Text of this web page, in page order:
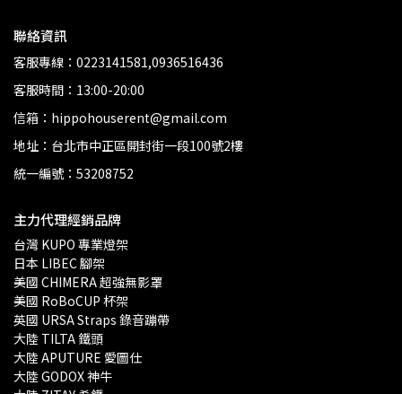
聯絡資訊
客服專線：0223141581,0936516436
客服時間：13:00-20:00
信箱：hippohouserent@gmail.com
地址：台北市中正區開封街一段100號2樓
統一編號：53208752
主力代理經銷品牌
台灣 KUPO 專業燈架
日本 LIBEC 腳架
美國 CHIMERA 超強無影罩
美國 RoBoCUP 杯架
英國 URSA Straps 錄音蹦帶
大陸 TILTA 鐵頭
大陸 APUTURE 愛圖仕
大陸 GODOX 神牛